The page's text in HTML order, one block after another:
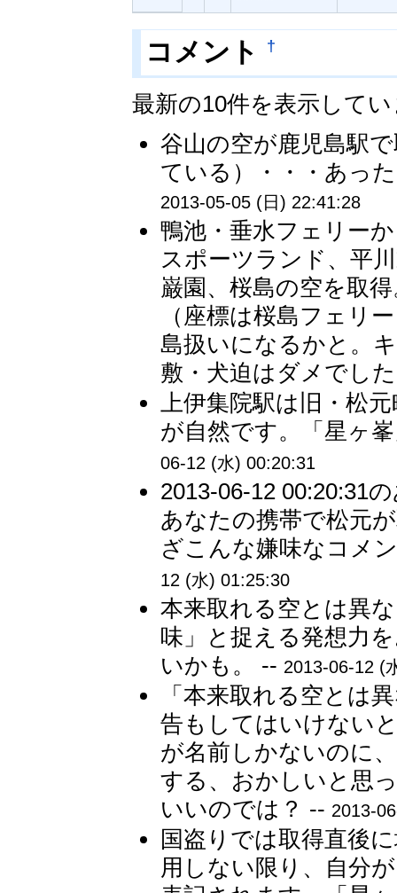
コメント †
最新の10件を表示して
谷山の空が鹿児島駅
ている）・・・あっ
2013-05-05 (日) 22:41:28
鴨池・垂水フェリー
スポーツランド、平
巌園、桜島の空を取
（座標は桜島フェリ
島扱いになるかと。
敷・犬迫はダメでし
上伊集院駅は旧・松
が自然です。「星ヶ
06-12 (水) 00:20:31
2013-06-12 00:20:31
あなたの携帯で松元
ざこんな嫌味なコメ
12 (水) 01:25:30
本来取れる空とは異
味」と捉える発想力
いかも。 -- 2013-06-12 (
「本来取れる空とは
告もしてはいけない
が名前しかないのに
する、おかしいと思
いいのでは？ -- 2013-
国盗りでは取得直後
用しない限り、自分